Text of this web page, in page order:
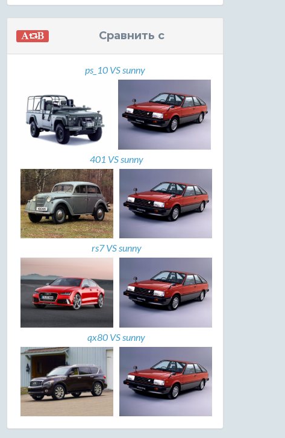
Сравнить с
ps_10 VS sunny
401 VS sunny
rs7 VS sunny
qx80 VS sunny